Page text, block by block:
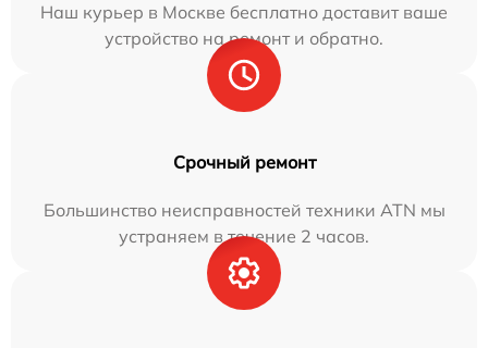
Наш курьер в Москве бесплатно доставит ваше
устройство на ремонт и обратно.
Срочный ремонт
Большинство неисправностей техники ATN мы
устраняем в течение 2 часов.